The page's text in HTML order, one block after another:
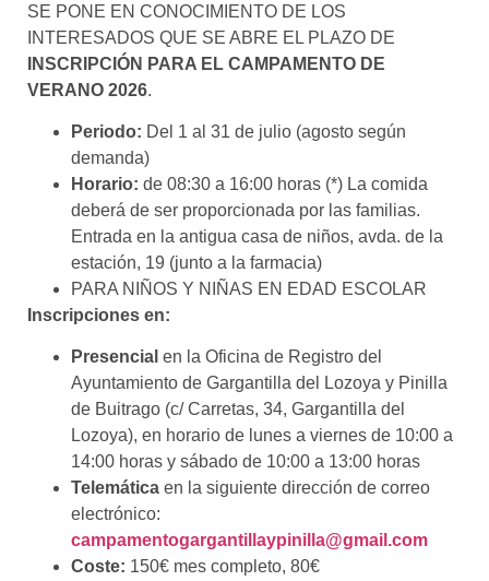
SE PONE EN CONOCIMIENTO DE LOS
INTERESADOS QUE SE ABRE EL PLAZO DE
INSCRIPCIÓN PARA EL CAMPAMENTO DE
VERANO 2026.
Periodo: Del 1 al 31 de julio (agosto según
demanda)
Horario: de 08:30 a 16:00 horas (*) La comida
deberá de ser proporcionada por las familias.
Entrada en la antigua casa de niños, avda. de la
estación, 19 (junto a la farmacia)
PARA NIÑOS Y NIÑAS EN EDAD ESCOLAR
Inscripciones en:
Presencial en la Oficina de Registro del
Ayuntamiento de Gargantilla del Lozoya y Pinilla
de Buitrago (c/ Carretas, 34, Gargantilla del
Lozoya), en horario de lunes a viernes de 10:00 a
14:00 horas y sábado de 10:00 a 13:00 horas
Telemática en la siguiente dirección de correo
electrónico:
campamentogargantillaypinilla@gmail.com
Coste: 150€ mes completo, 80€